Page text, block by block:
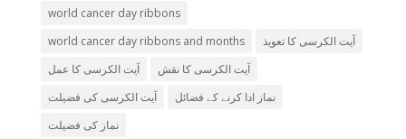
world cancer day ribbons
world cancer day ribbons and months
آیت الکرسی کا تعویذ
آیت الکرسی کا عمل
آیت الکرسی کا نقش
آیت الکرسی کی فضیلت
نماز ادا کرنے کے فضائل
نماز کی فضیلت